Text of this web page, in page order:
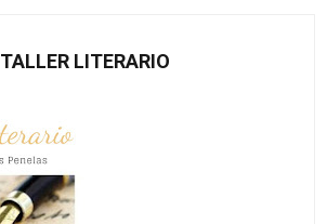
TALLER LITERARIO